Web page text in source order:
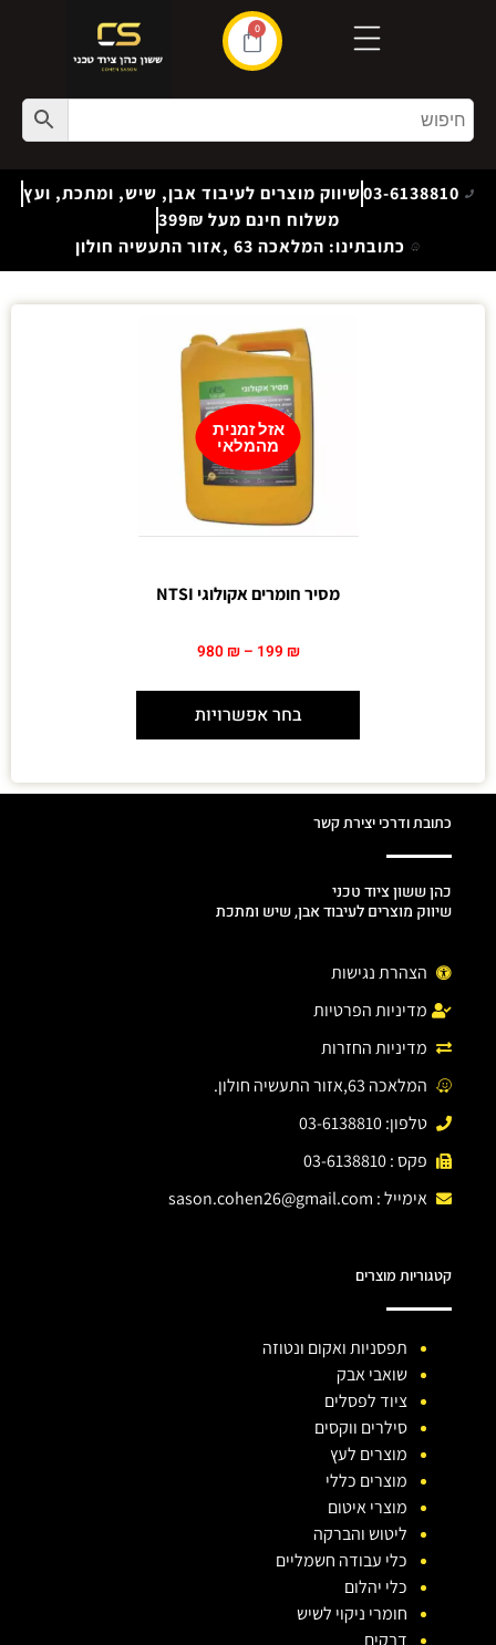
0
03-6138810שיווק מוצרים לעיבוד אבן, שיש, ומתכת, ועץ
משלוח חינם מעל 399₪
כתובתינו: המלאכה 63 ,אזור התעשיה חולון
אזל זמנית
מהמלאי
מסיר חומרים אקולוגי NTSI
199 ₪
–
980 ₪
בחר אפשרויות
כתובת ודרכי יצירת קשר
כהן ששון ציוד טכני
שיווק מוצרים לעיבוד אבן, שיש ומתכת
הצהרת נגישות
מדיניות הפרטיות
מדיניות החזרות
המלאכה 63,אזור התעשיה חולון.
טלפון: 03-6138810
פקס : 03-6138810
אימייל : sason.cohen26@gmail.com
קטגוריות מוצרים
תפסניות ואקום ונטוזה
שואבי אבק
ציוד לפסלים
סילרים ווקסים
מוצרים לעץ
מוצרים כללי
מוצרי איטום
ליטוש והברקה
כלי עבודה חשמליים
כלי יהלום
חומרי ניקוי לשיש
דבקים